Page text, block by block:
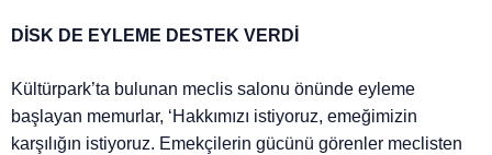
DİSK DE EYLEME DESTEK VERDİ
Kültürpark’ta bulunan meclis salonu önünde eyleme
başlayan memurlar, ‘Hakkımızı istiyoruz, emeğimizin
karşılığın istiyoruz. Emekçilerin gücünü görenler meclisten